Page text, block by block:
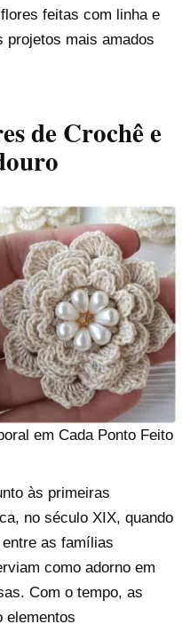
feitas com linha e
projetos mais amados
de Crochê e
em Cada Ponto Feito
às primeiras
no século XIX, quando
as famílias
como adorno em
Com o tempo, as
elementos